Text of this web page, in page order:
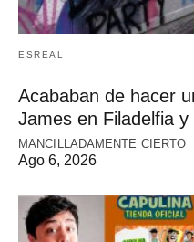
ESREAL
Acababan de hacer
James en Filadelfia
MANCILLADAMENTE CIERTO
Ago 6, 2026